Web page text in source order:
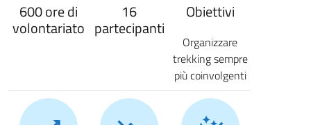
600 ore di
volontariato
16
partecipanti
Obiettivi
Organizzare
trekking sempre
più coinvolgenti